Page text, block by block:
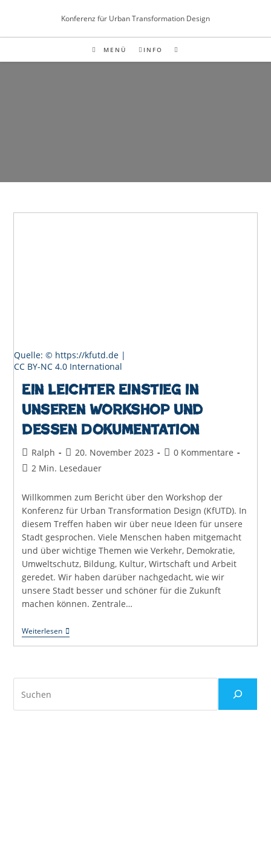
springen
Konferenz für Urban Transformation Design
MENÜ INFO
Quelle: © https://kfutd.de |
CC BY-NC 4.0 International
Ein leichter Einstieg in
unseren Workshop und
dessen Dokumentation
Beitrags-
Autor:
Ralph
Beitrag
veröffentlicht:
20. November 2023
Beitrags-
0 Kommentare
Lesedauer:
2 Min. Lesedauer
Willkommen zum Bericht über den Workshop der
Konferenz für Urban Transformation Design (KfUTD). In
diesem Treffen haben wir über neue Ideen für unsere
Stadt gesprochen. Viele Menschen haben mitgemacht
und über wichtige Themen wie Verkehr, Demokratie,
Umweltschutz, Bildung, Kultur, Wirtschaft und Arbeit
geredet. Wir haben darüber nachgedacht, wie wir
unsere Stadt besser und schöner für die Zukunft
machen können​​. Zentrale…
WeiterlesenEin
Leichter
Workshop
Dokumentation